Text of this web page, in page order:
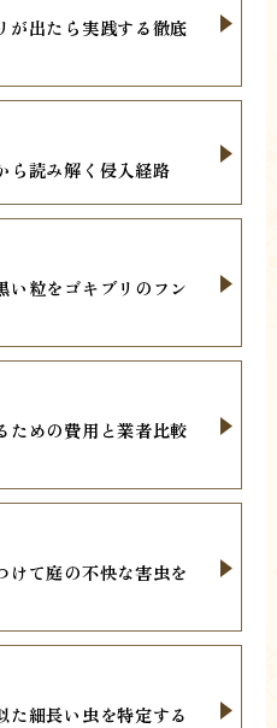
が出たら実践する徹底
ら読み解く侵入経路
い粒をゴキブリのフン
ための費用と業者比較
けて庭の不快な害虫を
た細長い虫を特定する